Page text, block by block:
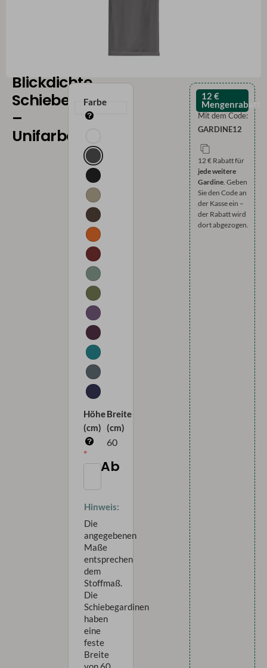
Blickdichte
Schiebegardine
–
Unifarben
Farbe
Höhe
(cm)
Breite
(cm)
60
Hinweis:
Die
angegebenen
Maße
entsprechen
dem
Stoffmaß.
Die
Schiebegardinen
haben
eine
feste
Breite
Ab
12 €
Mengenrabatt
Mit dem Code:
GARDINE12
12 € Rabatt für
jede weitere
Gardine. Geben
Sie den Code an
der Kasse ein –
der Rabatt wird
dort abgezogen.